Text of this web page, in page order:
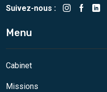
Suivez-nous :
Menu
Cabinet
Missions